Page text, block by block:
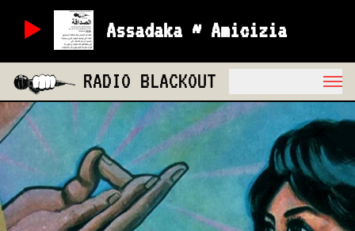
Assadaka ~ Amicizia
RADIO BLACKOUT